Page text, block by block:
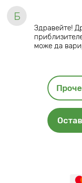
Б
Здравейте!
може да